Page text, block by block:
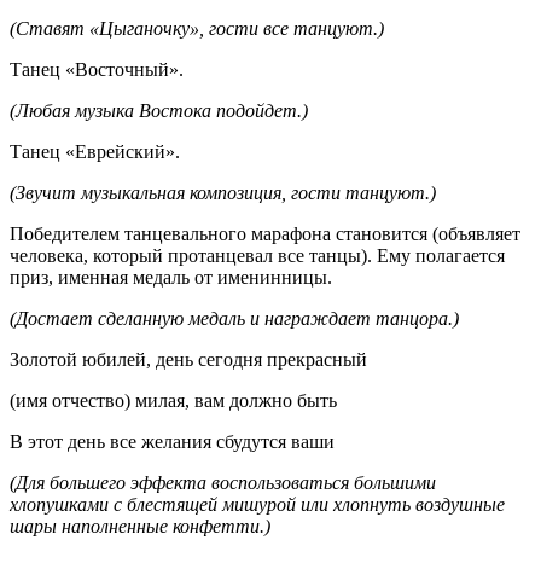
(Ставят «Цыганочку», гости все танцуют.)
Танец «Восточный».
(Любая музыка Востока подойдет.)
Танец «Еврейский».
(Звучит музыкальная композиция, гости танцуют.)
Победителем танцевального марафона становится (объявляет
человека, который протанцевал все танцы). Ему полагается
приз, именная медаль от именинницы.
(Достает сделанную медаль и награждает танцора.)
Золотой юбилей, день сегодня прекрасный
(имя отчество) милая, вам должно быть
В этот день все желания сбудутся ваши
(Для большего эффекта воспользоваться большими
хлопушками с блестящей мишурой или хлопнуть воздушные
шары наполненные конфетти.)